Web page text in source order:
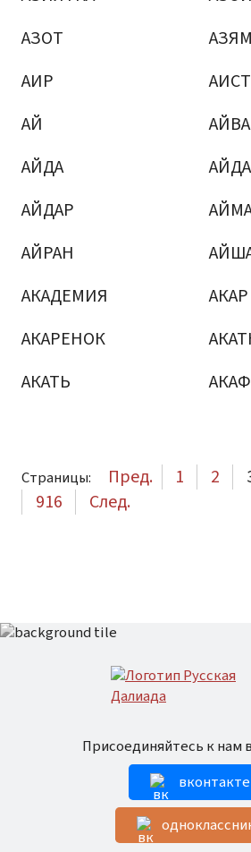
АЗОТ
АЗЯМ
АИР
АИСТ
АЙ
АЙВА
АЙДА
АЙДАР
АЙРАН
АКАДЕМИЯ
АКАР
АКАРЕНОК
АКАТЬ
Страницы: Пред. 1 2
916
След.
Присоединяйтесь к нам
вконтакте